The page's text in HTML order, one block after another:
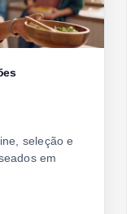
seleção e
em